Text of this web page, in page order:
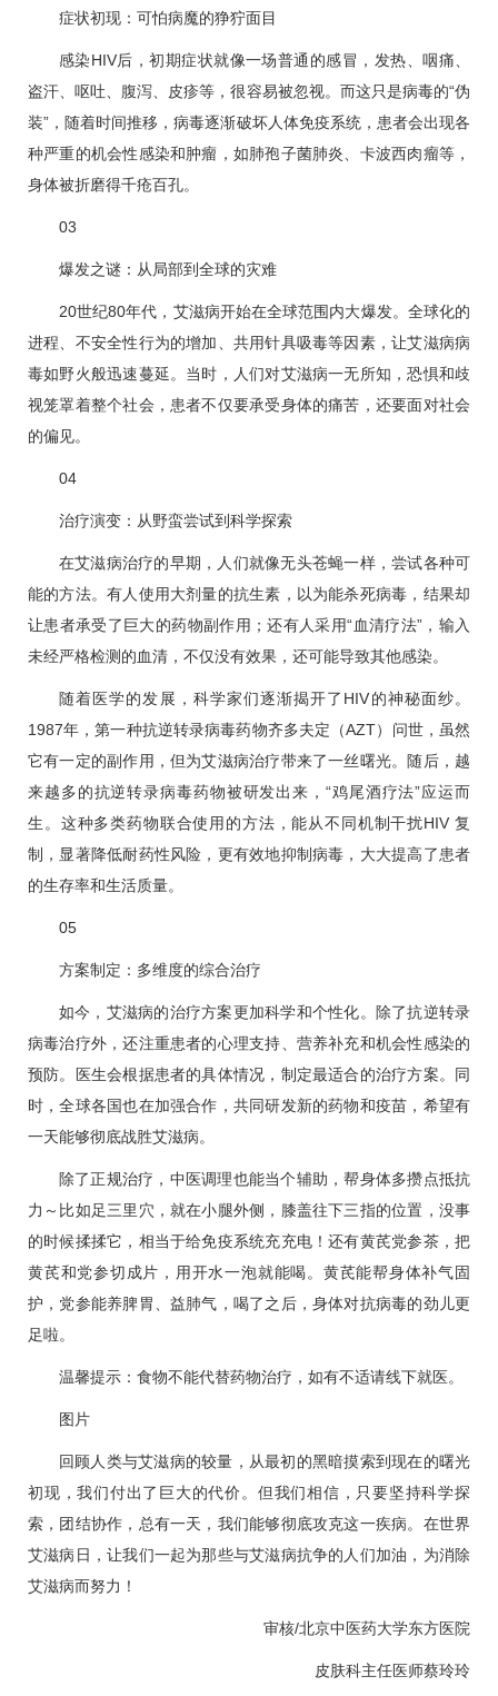
症状初现：可怕病魔的狰狞面目
感染HIV后，初期症状就像一场普通的感冒，发热、咽痛、
盗汗、呕吐、腹泻、皮疹等，很容易被忽视。而这只是病毒的“伪
装”，随着时间推移，病毒逐渐破坏人体免疫系统，患者会出现各
种严重的机会性感染和肿瘤，如肺孢子菌肺炎、卡波西肉瘤等，
身体被折磨得千疮百孔。
03
爆发之谜：从局部到全球的灾难
20世纪80年代，艾滋病开始在全球范围内大爆发。全球化的
进程、不安全性行为的增加、共用针具吸毒等因素，让艾滋病病
毒如野火般迅速蔓延。当时，人们对艾滋病一无所知，恐惧和歧
视笼罩着整个社会，患者不仅要承受身体的痛苦，还要面对社会
的偏见。
04
治疗演变：从野蛮尝试到科学探索
在艾滋病治疗的早期，人们就像无头苍蝇一样，尝试各种可
能的方法。有人使用大剂量的抗生素，以为能杀死病毒，结果却
让患者承受了巨大的药物副作用；还有人采用“血清疗法”，输入
未经严格检测的血清，不仅没有效果，还可能导致其他感染。
随着医学的发展，科学家们逐渐揭开了HIV的神秘面纱。
1987年，第一种抗逆转录病毒药物齐多夫定（AZT）问世，虽然
它有一定的副作用，但为艾滋病治疗带来了一丝曙光。随后，越
来越多的抗逆转录病毒药物被研发出来，“鸡尾酒疗法”应运而
生。这种多类药物联合使用的方法，能从不同机制干扰HIV 复
制，显著降低耐药性风险，更有效地抑制病毒，大大提高了患者
的生存率和生活质量。
05
方案制定：多维度的综合治疗
如今，艾滋病的治疗方案更加科学和个性化。除了抗逆转录
病毒治疗外，还注重患者的心理支持、营养补充和机会性感染的
预防。医生会根据患者的具体情况，制定最适合的治疗方案。同
时，全球各国也在加强合作，共同研发新的药物和疫苗，希望有
一天能够彻底战胜艾滋病。
除了正规治疗，中医调理也能当个辅助，帮身体多攒点抵抗
力～比如足三里穴，就在小腿外侧，膝盖往下三指的位置，没事
的时候揉揉它，相当于给免疫系统充充电！还有黄芪党参茶，把
黄芪和党参切成片，用开水一泡就能喝。黄芪能帮身体补气固
护，党参能养脾胃、益肺气，喝了之后，身体对抗病毒的劲儿更
足啦。
温馨提示：食物不能代替药物治疗，如有不适请线下就医。
图片
回顾人类与艾滋病的较量，从最初的黑暗摸索到现在的曙光
初现，我们付出了巨大的代价。但我们相信，只要坚持科学探
索，团结协作，总有一天，我们能够彻底攻克这一疾病。在世界
艾滋病日，让我们一起为那些与艾滋病抗争的人们加油，为消除
艾滋病而努力！
审核/北京中医药大学东方医院
皮肤科主任医师蔡玲玲